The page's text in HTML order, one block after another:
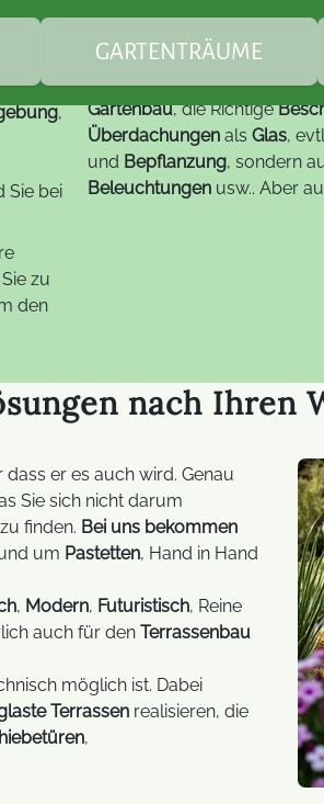
Markisen
Gartenzimmer -
Teichbau
Bauplanung &
Hilfe & Informationen
Trucki-Stick
Fehlerbehebungen zum
Trucki-Stick
FAQ Balkonkraftwerke
GARTENTRÄUME
Pastetten
,
Sie bei
zu
den
Gartenbau, die Richtige
Überdachungen als Glas,
und Bepflanzung, sondern
Beleuchtungen usw.. Aber
nach Ihren
er es auch wird. Genau
Sie sich nicht darum
finden. Bei uns bekommen
um Pastetten, Hand in Hand
, Modern, Futuristisch, Reine
auch für den Terrassenbau
möglich ist. Dabei
Terrassen realisieren, die
,